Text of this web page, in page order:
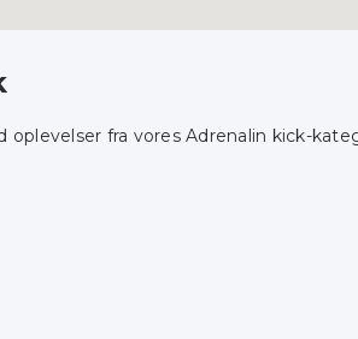
oplevelser fra vores Adrenalin kick-